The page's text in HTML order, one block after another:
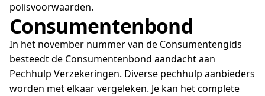
polisvoorwaarden.
Consumentenbond
In het november nummer van de Consumentengids
besteedt de Consumentenbond aandacht aan
Pechhulp Verzekeringen. Diverse pechhulp aanbieders
worden met elkaar vergeleken. Je kan het complete